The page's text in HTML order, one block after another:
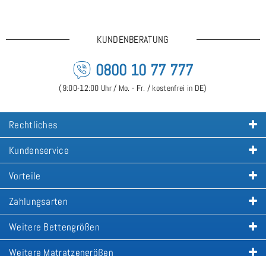
KUNDENBERATUNG
0800 10 77 777
(9:00-12:00 Uhr / Mo. - Fr. / kostenfrei in DE)
Rechtliches
Kundenservice
Vorteile
Zahlungsarten
Weitere Bettengrößen
Weitere Matratzengrößen